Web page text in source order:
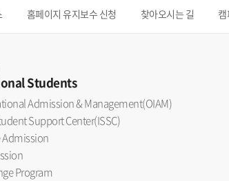
홈페이지 유지보수 신청 찾아오시는 길
Students
Admission & Management(OIAM)
Support Center(ISSC)
Program